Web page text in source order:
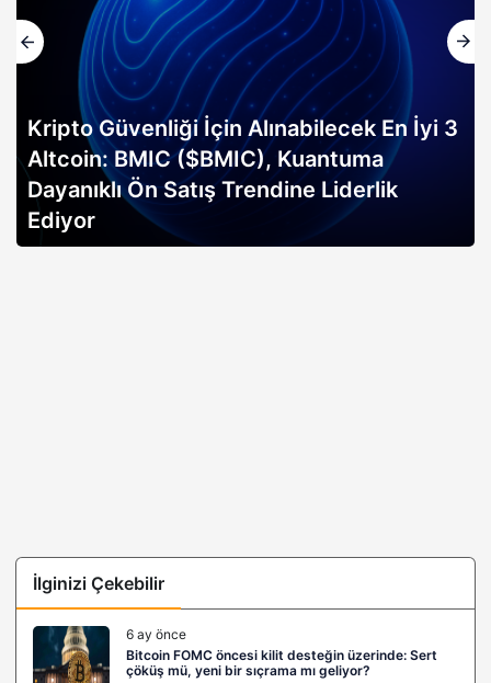
Kripto Güvenliği İçin Alınabilecek En İyi 3
Altcoin: BMIC ($BMIC), Kuantuma
Dayanıklı Ön Satış Trendine Liderlik
Ediyor
İlginizi Çekebilir
6 ay önce
Bitcoin FOMC öncesi kilit desteğin üzerinde: Sert
çöküş mü, yeni bir sıçrama mı geliyor?